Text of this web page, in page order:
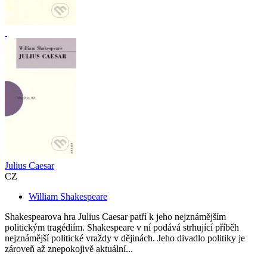
Julius Caesar
CZ
William Shakespeare
Shakespearova hra Julius Caesar patří k jeho nejznámějším
politickým tragédiím. Shakespeare v ní podává strhující příběh
nejznámější politické vraždy v dějinách. Jeho divadlo politiky je
zároveň až znepokojivě aktuální...